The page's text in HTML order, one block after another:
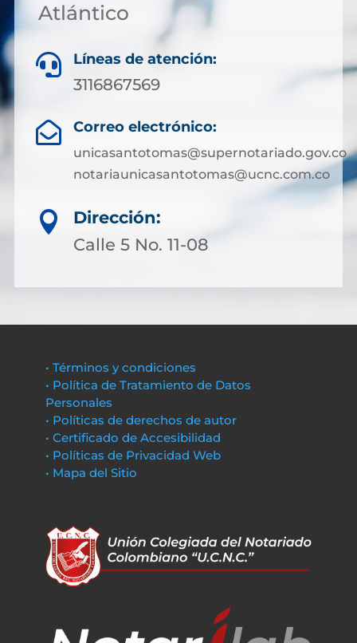
Atlántico
 Líneas de atención:
3116867569
 Correo electrónico:
unicasantotomas@supernotariado.gov.co
notariaunicasantotomas@ucnc.com.co

Dirección:
Calle 5 No. 11-08
• Términos y condiciones
• Política de Tratamiento de Datos
Personales
• Políticas de derechos de autor
• Certificado de Accesibilidad
• Políticas de Privacidad Web
• Mapa del Sitio